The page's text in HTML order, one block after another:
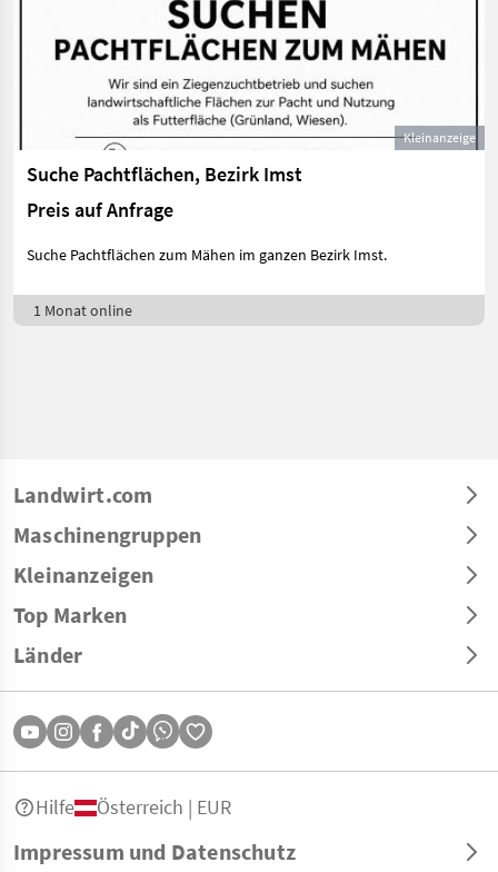
Kleinanzeige
Suche Pachtflächen, Bezirk Imst
Preis auf Anfrage
Suche Pachtflächen zum Mähen im ganzen Bezirk Imst.
1 Monat online
Landwirt.com
Maschinengruppen
Kleinanzeigen
Top Marken
Länder
Impressum und Datenschutz
Hilfe Österreich | EUR